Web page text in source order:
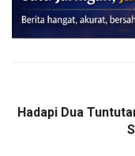
Hadapi Dua